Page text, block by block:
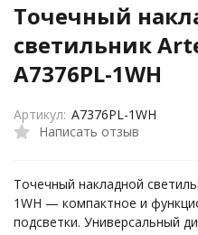
Точечный
светильник
A7376PL-1WH
Написать отзыв
Артикул: A7376PL-1WH
Точечный накладной
1WH — компактное и
подсветки. Универсальный